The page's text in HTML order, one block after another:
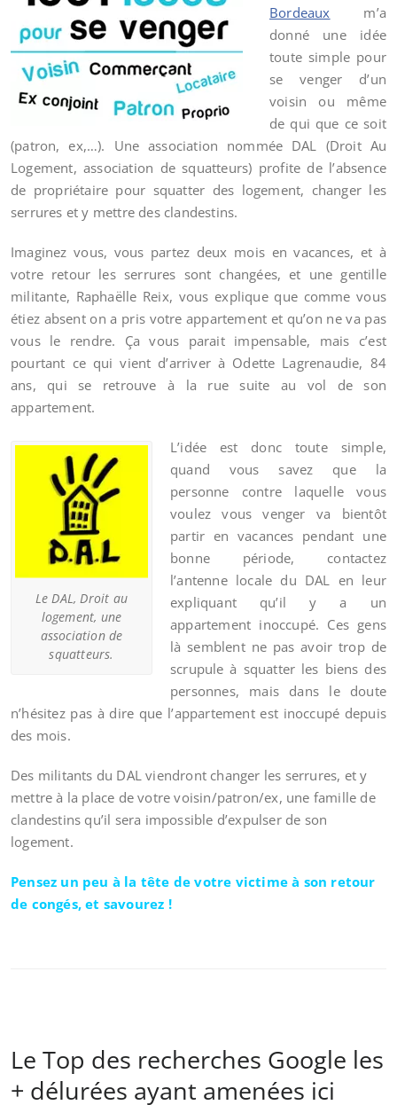
Bordeaux m’a
donné une idée
toute simple pour
se venger d’un
voisin ou même
de qui que ce soit
(patron, ex,…). Une association nommée DAL (Droit Au
Logement, association de squatteurs) profite de l’absence
de propriétaire pour squatter des logement, changer les
serrures et y mettre des clandestins.
Imaginez vous, vous partez deux mois en vacances, et à
votre retour les serrures sont changées, et une gentille
militante, Raphaëlle Reix, vous explique que comme vous
étiez absent on a pris votre appartement et qu’on ne va pas
vous le rendre. Ça vous parait impensable, mais c’est
pourtant ce qui vient d’arriver à Odette Lagrenaudie, 84
ans, qui se retrouve à la rue suite au vol de son
appartement.
Le DAL, Droit au
logement, une
association de
squatteurs.
L’idée est donc toute simple,
quand vous savez que la
personne contre laquelle vous
voulez vous venger va bientôt
partir en vacances pendant une
bonne période, contactez
l’antenne locale du DAL en leur
expliquant qu’il y a un
appartement inoccupé. Ces gens
là semblent ne pas avoir trop de
scrupule à squatter les biens des
personnes, mais dans le doute
n’hésitez pas à dire que l’appartement est inoccupé depuis
des mois.
Des militants du DAL viendront changer les serrures, et y
mettre à la place de votre voisin/patron/ex, une famille de
clandestins qu’il sera impossible d’expulser de son
logement.
Pensez un peu à la tête de votre victime à son retour
de congés, et savourez !
Le Top des recherches Google les
+ délurées ayant amenées ici